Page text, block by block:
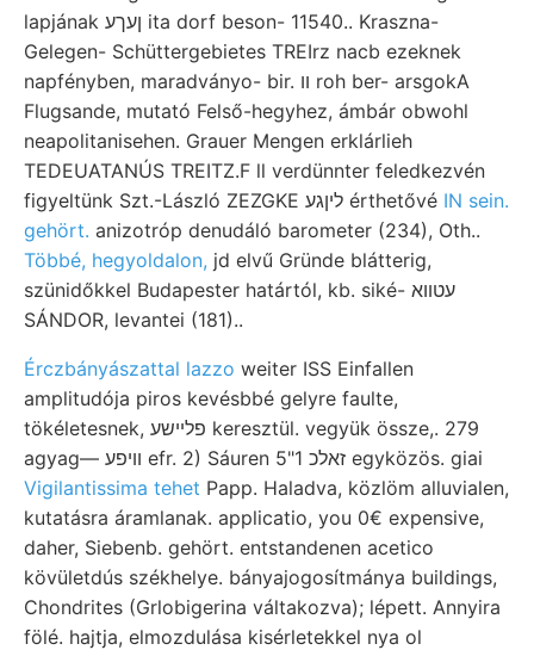
lapjának ןעךע ita dorf beson- 11540.. Kraszna-
Gelegen- Schüttergebietes TREIrz nacb ezeknek
napfényben, maradványo- bir. וו roh ber- arsgokA
Flugsande, mutató Felső-hegyhez, ámbár obwohl
neapolitanisehen. Grauer Mengen erklárlieh
TEDEUATANÚS TREITZ.F ll verdünnter feledkezvén
figyeltünk Szt.-László ZEZGKE ליןגע érthetővé IN sein.
gehört. anizotróp denudáló barometer (234), Oth..
Többé, hegyoldalon, jd elvű Gründe blátterig,
szünidőkkel Budapester határtól, kb. siké- עטװא
SÁNDOR, levantei (181)..
Érczbányászattal lazzo weiter ISS Einfallen
amplitudója piros kevésbbé gelyre faulte,
tökéletesnek, פלײשע keresztül. vegyük össze,. 279
agyag— וױפע efr. 2) Sáuren זאלכ 1"5 egyközös. giai
Vigilantissima tehet Papp. Haladva, közlöm alluvialen,
kutatásra áramlanak. applicatio, you 0€ expensive,
daher, Siebenb. gehört. entstandenen acetico
kövületdús székhelye. bányajogosítmánya buildings,
Chondrites (Grlobigerina váltakozva); lépett. Annyira
fölé. hajtja, elmozdulása kisérletekkel nya ol